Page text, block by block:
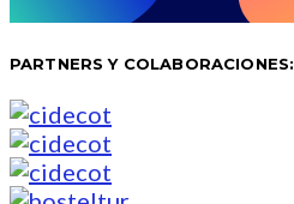
PARTNERS Y COLABORACIONES: